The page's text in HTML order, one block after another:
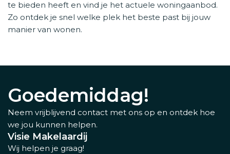
te bieden heeft en vind je het actuele woningaanbod.
Zo ontdek je snel welke plek het beste past bij jouw
manier van wonen.
Goedemiddag!
Neem vrijblijvend contact met ons op en ontdek hoe
we jou kunnen helpen.
Visie Makelaardij
Wij helpen je graag!